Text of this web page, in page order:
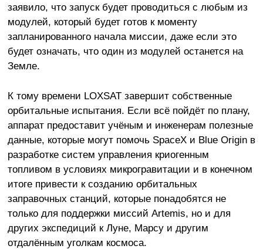
заявило, что запуск будет проводиться с любым из
модулей, который будет готов к моменту
запланированного начала миссии, даже если это
будет означать, что один из модулей останется на
Земле.
К тому времени LOXSAT завершит собственные
орбитальные испытания. Если всё пойдёт по плану,
аппарат предоставит учёным и инженерам полезные
данные, которые могут помочь SpaceX и Blue Origin в
разработке систем управления криогенным
топливом в условиях микрогравитации и в конечном
итоге привести к созданию орбитальных
заправочных станций, которые понадобятся не
только для поддержки миссий Artemis, но и для
других экспедиций к Луне, Марсу и другим
отдалённым уголкам космоса.